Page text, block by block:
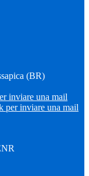
(BR)
inviare una mail
per inviare una mail